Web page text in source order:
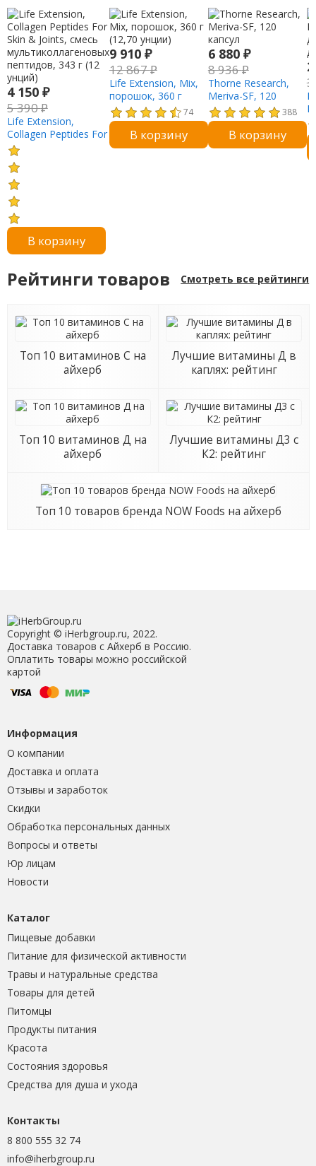
4 150 ₽
5 390₽
Life Extension,
Collagen Peptides For
Skin & Joints, смесь
мультиколлагеновых
пептидов, 343 г (12
унций)
В корзину
9 910 ₽
12 867₽
Life Extension, Mix,
порошок, 360 г
(12,70 унции)
74
В корзину
6 880 ₽
8 936₽
Thorne Research,
Meriva-SF, 120
капсул
388
В корзину
Рейтинги товаров Смотреть все рейтинги
Топ 10 витаминов С на
айхерб
Лучшие витамины Д в
каплях: рейтинг
Топ 10 витаминов Д на
айхерб
Лучшие витамины Д3 с
К2: рейтинг
Топ 10 товаров бренда NOW Foods на айхерб
Copyright © iHerbgroup.ru, 2022.
Доставка товаров с Айхерб в Россию.
Оплатить товары можно российской
картой
Информация
О компании
Доставка и оплата
Отзывы и заработок
Скидки
Обработка персональных данных
Вопросы и ответы
Юр лицам
Новости
Каталог
Пищевые добавки
Питание для физической активности
Травы и натуральные средства
Товары для детей
Питомцы
Продукты питания
Красота
Состояния здоровья
Средства для душа и ухода
Контакты
8 800 555 32 74
info@iherbgroup.ru